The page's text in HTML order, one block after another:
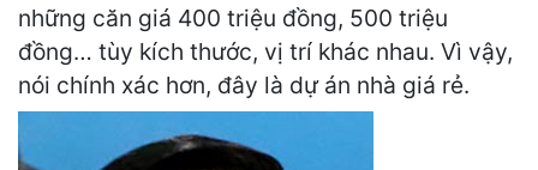
những căn giá 400 triệu đồng, 500 triệu
đồng… tùy kích thước, vị trí khác nhau. Vì vậy,
nói chính xác hơn, đây là dự án nhà giá rẻ.